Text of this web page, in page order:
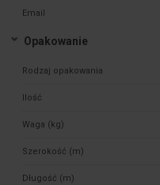
Email
Opakowanie
Rodzaj opakowania
Ilość
Waga (kg)
Szerokość (m)
Długość (m)